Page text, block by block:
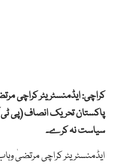
کراچی: ایڈمنسٹریٹر کراچی
پاکستان تحریک انصاف (پی
سیاست نہ کرے۔
ایڈمنسٹریٹر کراچی مرتضیٰ